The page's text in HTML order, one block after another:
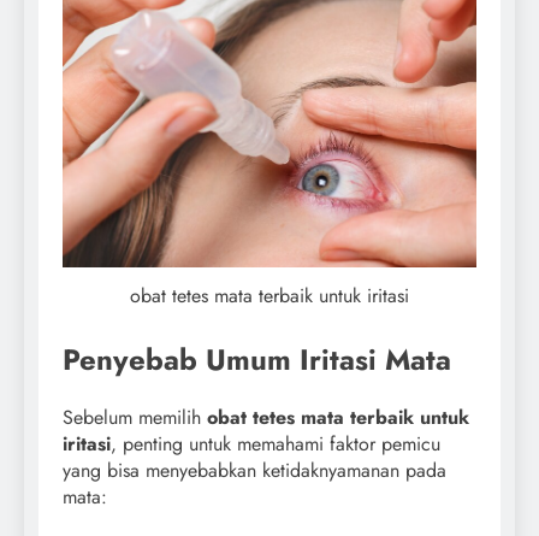
obat tetes mata terbaik untuk iritasi
Penyebab Umum Iritasi Mata
Sebelum memilih obat tetes mata terbaik untuk
iritasi, penting untuk memahami faktor pemicu
yang bisa menyebabkan ketidaknyamanan pada
mata: